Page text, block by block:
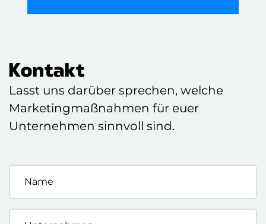
Kontakt
Lasst uns darüber sprechen, welche
Marketingmaßnahmen für euer
Unternehmen sinnvoll sind.
Name
Unternehmen